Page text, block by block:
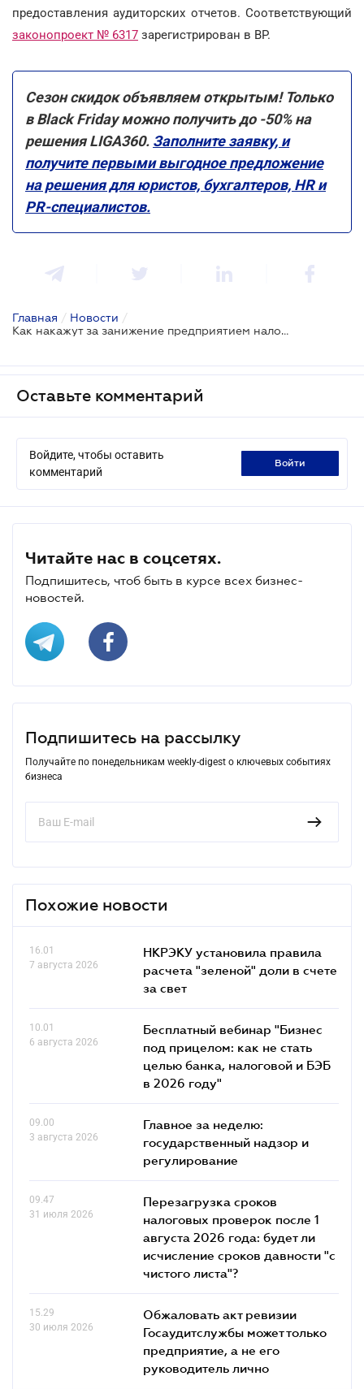
предоставления аудиторских отчетов. Соответствующий
законопроект № 6317 зарегистрирован в ВР.
Сезон скидок объявляем открытым! Только
в Black Friday можно получить до -50% на
решения LIGA360. Заполните заявку, и
получите первыми выгодное предложение
на решения для юристов, бухгалтеров, HR и
PR-специалистов.
Главная / Новости /
Как накажут за занижение предприятием налоговых обязательств
Оставьте комментарий
Войдите, чтобы оставить
комментарий
войти
Читайте нас в соцсетях.
Подпишитесь, чтоб быть в курсе всех бизнес-
новостей.
Подпишитесь на рассылку
Получайте по понедельникам weekly-digest о ключевых событиях
бизнеса
Похожие новости
16.01
7 августа 2026
НКРЭКУ установила правила
расчета "зеленой" доли в счете
за свет
10.01
6 августа 2026
Бесплатный вебинар "Бизнес
под прицелом: как не стать
целью банка, налоговой и БЭБ
в 2026 году"
09.00
3 августа 2026
Главное за неделю:
государственный надзор и
регулирование
09.47
31 июля 2026
Перезагрузка сроков
налоговых проверок после 1
августа 2026 года: будет ли
исчисление сроков давности "с
чистого листа"?
15.29
30 июля 2026
Обжаловать акт ревизии
Госаудитслужбы может только
предприятие, а не его
руководитель лично